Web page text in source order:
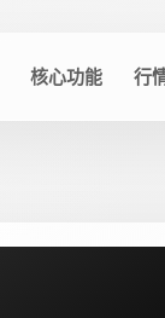
核心功能 行